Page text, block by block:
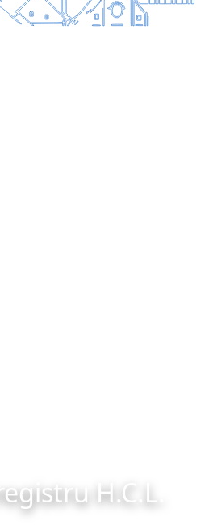
H.C.L.